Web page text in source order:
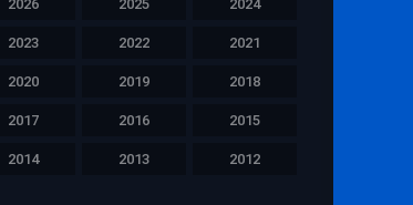
2026 2025 2024
2023 2022 2021
2020 2019 2018
2017 2016 2015
2014 2013 2012